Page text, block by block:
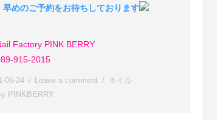
早めのご予約をお待ちしております
Factory PINK BERRY
915-2015
06-24 Leave a comment
ネイル
PINKBERRY